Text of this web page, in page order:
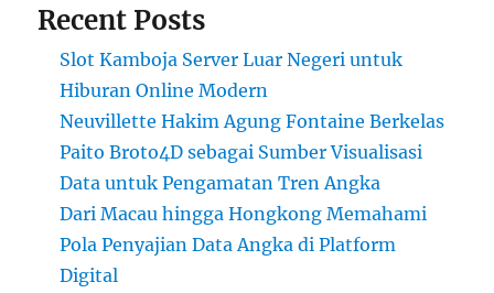
Recent Posts
Slot Kamboja Server Luar Negeri untuk
Hiburan Online Modern
Neuvillette Hakim Agung Fontaine Berkelas
Paito Broto4D sebagai Sumber Visualisasi
Data untuk Pengamatan Tren Angka
Dari Macau hingga Hongkong Memahami
Pola Penyajian Data Angka di Platform
Digital